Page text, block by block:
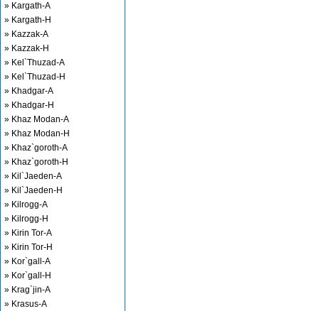
» Kargath-A
» Kargath-H
» Kazzak-A
» Kazzak-H
» Kel`Thuzad-A
» Kel`Thuzad-H
» Khadgar-A
» Khadgar-H
» Khaz Modan-A
» Khaz Modan-H
» Khaz`goroth-A
» Khaz`goroth-H
» Kil`Jaeden-A
» Kil`Jaeden-H
» Kilrogg-A
» Kilrogg-H
» Kirin Tor-A
» Kirin Tor-H
» Kor`gall-A
» Kor`gall-H
» Krag`jin-A
» Krasus-A